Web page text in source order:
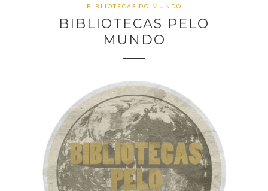
BIBLIOTECAS DO MUNDO
BIBLIOTECAS PELO
MUNDO